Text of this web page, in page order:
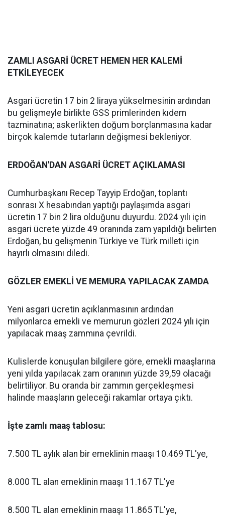
ZAMLI ASGARİ ÜCRET HEMEN HER KALEMİ
ETKİLEYECEK
Asgari ücretin 17 bin 2 liraya yükselmesinin ardından
bu gelişmeyle birlikte GSS primlerinden kıdem
tazminatına; askerlikten doğum borçlanmasına kadar
birçok kalemde tutarların değişmesi bekleniyor.
ERDOĞAN'DAN ASGARİ ÜCRET AÇIKLAMASI
Cumhurbaşkanı Recep Tayyip Erdoğan, toplantı
sonrası X hesabından yaptığı paylaşımda asgari
ücretin 17 bin 2 lira olduğunu duyurdu. 2024 yılı için
asgari ücrete yüzde 49 oranında zam yapıldığı belirten
Erdoğan, bu gelişmenin Türkiye ve Türk milleti için
hayırlı olmasını diledi.
GÖZLER EMEKLİ VE MEMURA YAPILACAK ZAMDA
Yeni asgari ücretin açıklanmasının ardından
milyonlarca emekli ve memurun gözleri 2024 yılı için
yapılacak maaş zammına çevrildi.
Kulislerde konuşulan bilgilere göre, emekli maaşlarına
yeni yılda yapılacak zam oranının yüzde 39,59 olacağı
belirtiliyor. Bu oranda bir zammın gerçekleşmesi
halinde maaşların geleceği rakamlar ortaya çıktı.
İşte zamlı maaş tablosu:
7.500 TL aylık alan bir emeklinin maaşı 10.469 TL'ye,
8.000 TL alan emeklinin maaşı 11.167 TL'ye
8.500 TL alan emeklinin maaşı 11.865 TL'ye,